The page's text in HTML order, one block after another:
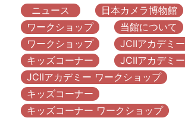
ニュース
日本カメラ博物館
ワークショップ
当館について
ワークショップ
JCIIアカデミー
キッズコーナー
JCIIアカデミー
JCIIアカデミー ワークショップ
キッズコーナー
キッズコーナー ワークショップ